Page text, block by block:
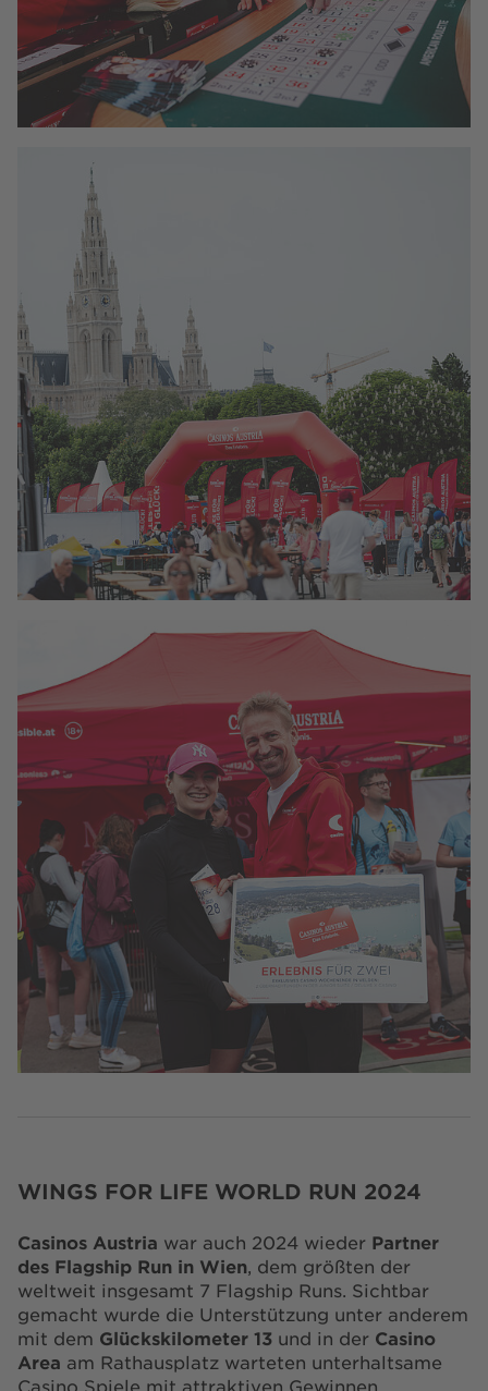
WINGS FOR LIFE WORLD RUN 2024
Casinos Austria war auch 2024 wieder Partner
des Flagship Run in Wien , dem größten der
weltweit insgesamt 7 Flagship Runs. Sichtbar
gemacht wurde die Unterstützung unter anderem
mit dem Glückskilometer 13 und in der Casino
Area am Rathausplatz warteten unterhaltsame
Casino Spiele mit attraktiven Gewinnen.